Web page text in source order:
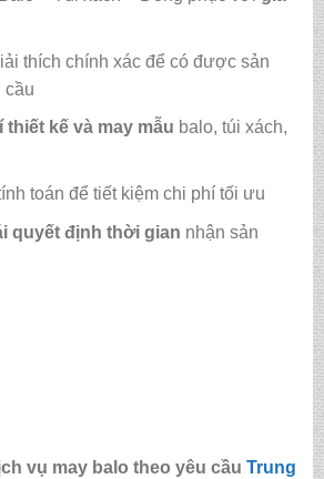
thích chính xác để có được sản
cầu
thiết kế và may mẫu balo, túi xách,
toán để tiết kiệm chi phí tối ưu
quyết định thời gian nhận sản
vụ may balo theo yêu cầu Trung